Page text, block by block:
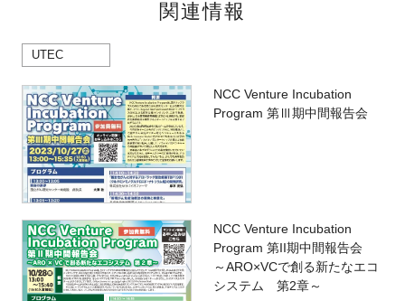
関連情報
UTEC
NCC Venture Incubation
Program 第Ⅲ期中間報告会
NCC Venture Incubation
Program 第II期中間報告会
～ARO×VCで創る新たなエコ
システム 第2章～